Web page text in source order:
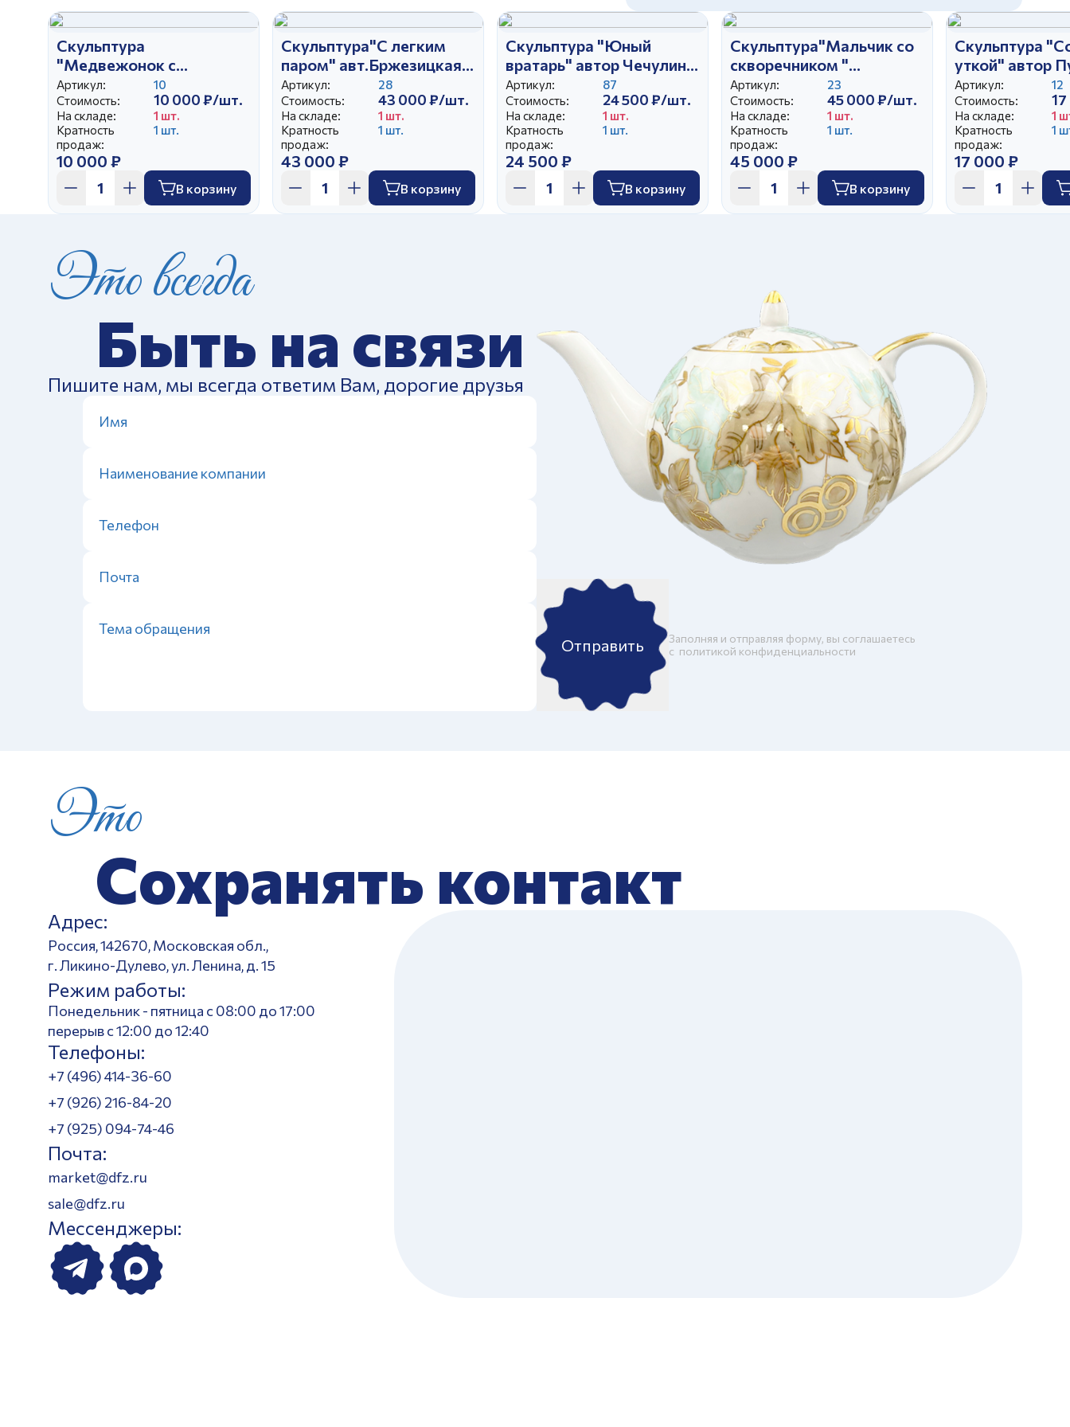
Скульптура
"Медвежонок с
горшочком" автор
Сотников А.Г.
Артикул:
10
Стоимость:
10 000 ₽/шт.
На складе:
1 шт.
Кратность
продаж:
1 шт.
10 000 ₽
В корзину
Скульптура"С легким
паром" авт.Бржезицкая
А.Д.
Артикул:
28
Стоимость:
43 000 ₽/шт.
На складе:
1 шт.
Кратность
продаж:
1 шт.
43 000 ₽
В корзину
Скульптура "Юный
вратарь" автор Чечулина
Г.Д.
Артикул:
87
Стоимость:
24 500 ₽/шт.
На складе:
1 шт.
Кратность
продаж:
1 шт.
24 500 ₽
В корзину
Скульптура"Мальчик со
скворечником "
авт.Бржезицкая А.Д
Артикул:
23
Стоимость:
45 000 ₽/шт.
На складе:
1 шт.
Кратность
продаж:
1 шт.
45 000 ₽
В корзину
Скульптура
уткой" автор
Н.П.
Артикул:
12
Стоимость:
На складе:
1
Кратность
продаж:
1
17 000 ₽
Это всегда
Быть на связи
Пишите нам, мы всегда ответим Вам, дорогие друзья
Отправить
Заполняя и отправляя форму, вы соглашаетесь
c политикой конфиденциальности
Это
Сохранять контакт
Адрес:
Россия, 142670, Московская обл.,
г. Ликино-Дулево, ул. Ленина, д. 15
Режим работы:
Понедельник - пятница с 08:00 до 17:00
перерыв с 12:00 до 12:40
Телефоны:
+7 (496) 414-36-60
+7 (926) 216-84-20
+7 (925) 094-74-46
Почта:
market@dfz.ru
sale@dfz.ru
Мессенджеры: